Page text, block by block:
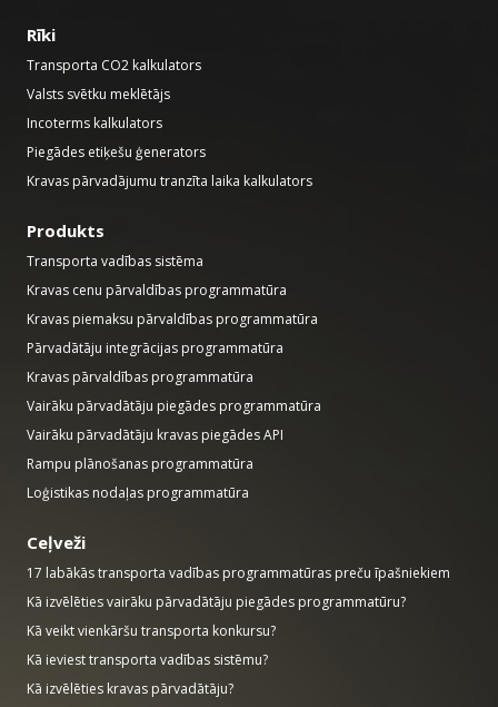
Rīki
Transporta CO2 kalkulators
Valsts svētku meklētājs
Incoterms kalkulators
Piegādes etiķešu ģenerators
Kravas pārvadājumu tranzīta laika kalkulators
Produkts
Transporta vadības sistēma
Kravas cenu pārvaldības programmatūra
Kravas piemaksu pārvaldības programmatūra
Pārvadātāju integrācijas programmatūra
Kravas pārvaldības programmatūra
Vairāku pārvadātāju piegādes programmatūra
Vairāku pārvadātāju kravas piegādes API
Rampu plānošanas programmatūra
Loģistikas nodaļas programmatūra
Ceļveži
17 labākās transporta vadības programmatūras preču īpašniekiem
Kā izvēlēties vairāku pārvadātāju piegādes programmatūru?
Kā veikt vienkāršu transporta konkursu?
Kā ieviest transporta vadības sistēmu?
Kā izvēlēties kravas pārvadātāju?